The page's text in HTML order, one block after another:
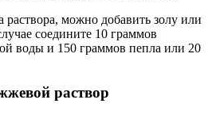
можно добавить золу или
соедините 10 граммов
воды и 150 граммов пепла или 20
раствор